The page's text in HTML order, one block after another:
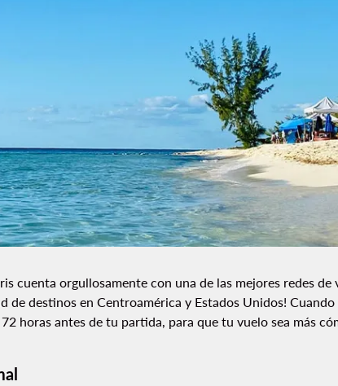
cuenta orgullosamente con una de las mejores redes de
de destinos en Centroamérica y Estados Unidos!
horas antes de tu partida, para que tu vuelo sea más